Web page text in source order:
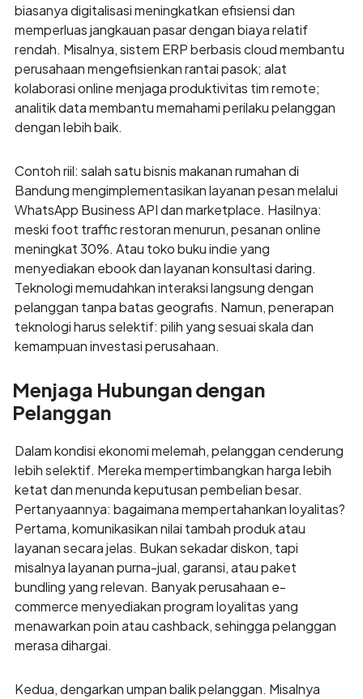
biasanya digitalisasi meningkatkan efisiensi dan
memperluas jangkauan pasar dengan biaya relatif
rendah. Misalnya, sistem ERP berbasis cloud membantu
perusahaan mengefisienkan rantai pasok; alat
kolaborasi online menjaga produktivitas tim remote;
analitik data membantu memahami perilaku pelanggan
dengan lebih baik.
Contoh riil: salah satu bisnis makanan rumahan di
Bandung mengimplementasikan layanan pesan melalui
WhatsApp Business API dan marketplace. Hasilnya:
meski foot traffic restoran menurun, pesanan online
meningkat 30%. Atau toko buku indie yang
menyediakan ebook dan layanan konsultasi daring.
Teknologi memudahkan interaksi langsung dengan
pelanggan tanpa batas geografis. Namun, penerapan
teknologi harus selektif: pilih yang sesuai skala dan
kemampuan investasi perusahaan.
Menjaga Hubungan dengan
Pelanggan
Dalam kondisi ekonomi melemah, pelanggan cenderung
lebih selektif. Mereka mempertimbangkan harga lebih
ketat dan menunda keputusan pembelian besar.
Pertanyaannya: bagaimana mempertahankan loyalitas?
Pertama, komunikasikan nilai tambah produk atau
layanan secara jelas. Bukan sekadar diskon, tapi
misalnya layanan purna-jual, garansi, atau paket
bundling yang relevan. Banyak perusahaan e-
commerce menyediakan program loyalitas yang
menawarkan poin atau cashback, sehingga pelanggan
merasa dihargai.
Kedua, dengarkan umpan balik pelanggan. Misalnya